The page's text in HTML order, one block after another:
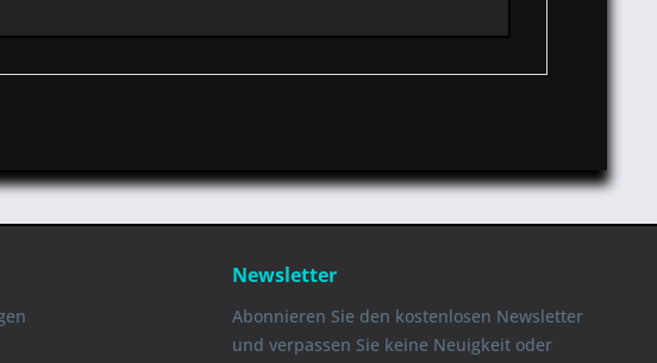
Newsletter
Abonnieren Sie den kostenlosen Newsletter
und verpassen Sie keine Neuigkeit oder